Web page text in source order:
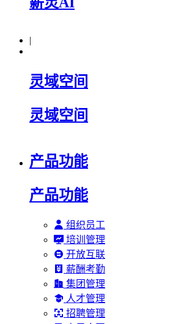
|
灵域空间
灵域空间
产品功能
产品功能
组织员工
培训管理
开放互联
薪酬考勤
集团管理
人才管理
招聘管理